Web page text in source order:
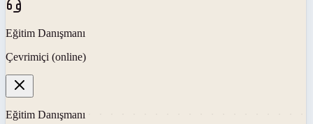
Eğitim Danışmanı
Çevrimiçi (online)
Eğitim Danışmanı